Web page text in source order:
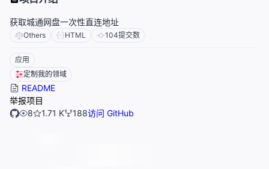
获取城通网盘一次性直连地址
Others HTML 104提交数
应用
定制我的领域
README
举报项目
8
1.71 K 188访问 GitHub